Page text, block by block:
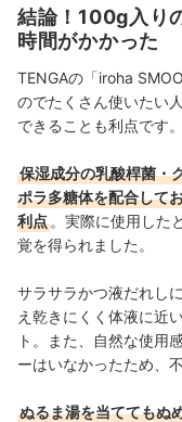
品全般の
適切な検
に、日々
渡辺寛
結論！100g入り
時間がかかった
TENGAの「iroha
のでたくさん使いたい
できることも利点です。
保湿成分の乳酸桿菌・
ポラ多糖体を配合して
利点 。実際に使用した
覚を得られました。
サラサラかつ液だれし
え乾きにくく体液に近
ト。また、自然な使用
ーはいなかったため、
ぬるま湯を当ててもぬ